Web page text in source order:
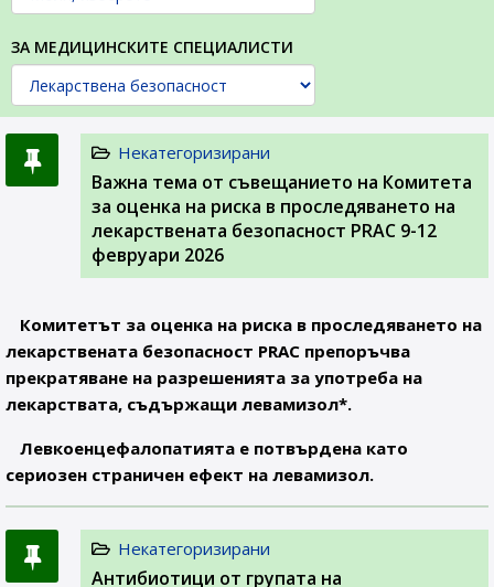
ЗА МЕДИЦИНСКИТЕ СПЕЦИАЛИСТИ
Некатегоризирани
Важна тема от съвещанието на Комитета
за оценка на риска в проследяването на
лекарствената безопасност PRAC 9-12
февруари 2026
Комитетът за оценка на риска в проследяването на
лекарствената безопасност PRAC препоръчва
прекратяване на разрешенията за употреба на
лекарствата, съдържащи левамизол*.
Левкоенцефалопатията е потвърдена като
сериозен страничен ефект на левамизол.
Некатегоризирани
Антибиотици от групата на